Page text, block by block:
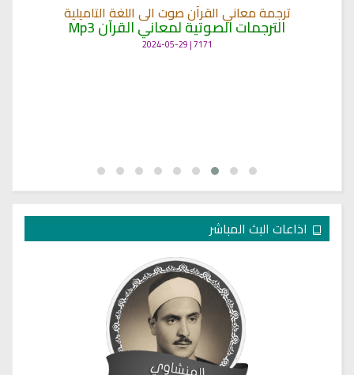
ترجمة معاني القرآن صوت الى اللغة التاميلية
الترجمات الصوتية لمعاني القرآن Mp3
7171 | 2024-05-29
اذاعات البث المباشر